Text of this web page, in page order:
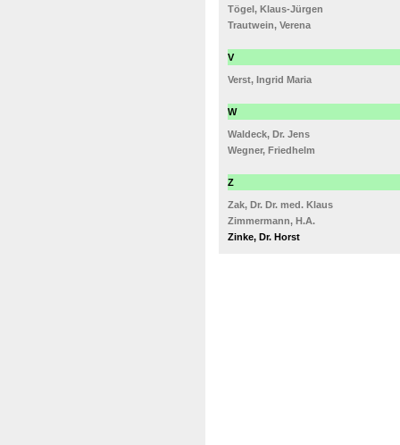
Tögel, Klaus-Jürgen
Trautwein, Verena
V
Verst, Ingrid Maria
W
Waldeck, Dr. Jens
Wegner, Friedhelm
Z
Zak, Dr. Dr. med. Klaus
Zimmermann, H.A.
Zinke, Dr. Horst